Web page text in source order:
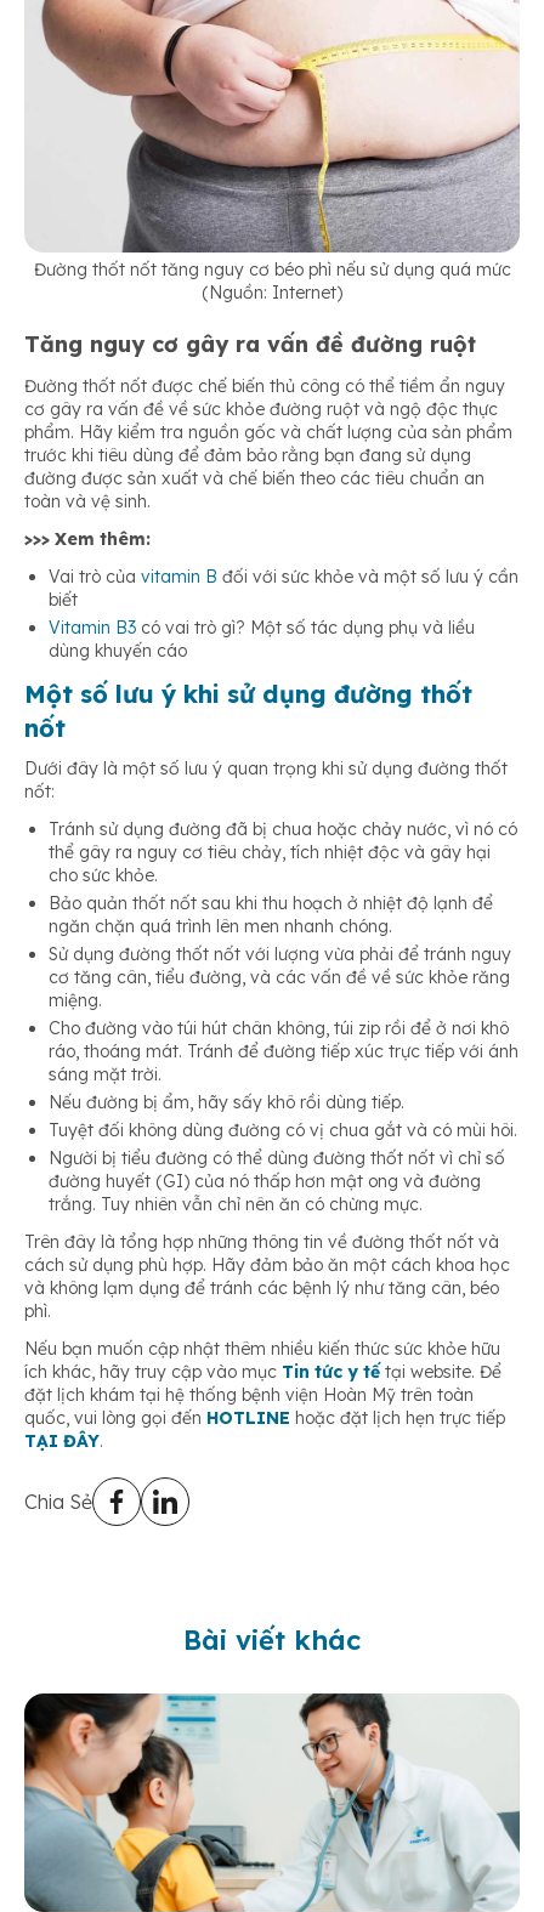
Đường thốt nốt tăng nguy cơ béo phì nếu sử dụng quá mức
(Nguồn: Internet)
Tăng nguy cơ gây ra vấn đề đường ruột
Đường thốt nốt được chế biến thủ công có thể tiềm ẩn nguy
cơ gây ra vấn đề về sức khỏe đường ruột và ngộ độc thực
phẩm. Hãy kiểm tra nguồn gốc và chất lượng của sản phẩm
trước khi tiêu dùng để đảm bảo rằng bạn đang sử dụng
đường được sản xuất và chế biến theo các tiêu chuẩn an
toàn và vệ sinh.
>>> Xem thêm:
Vai trò của vitamin B đối với sức khỏe và một số lưu ý cần
biết
Vitamin B3 có vai trò gì? Một số tác dụng phụ và liều
dùng khuyến cáo
Một số lưu ý khi sử dụng đường thốt
nốt
Dưới đây là một số lưu ý quan trọng khi sử dụng đường thốt
nốt:
Tránh sử dụng đường đã bị chua hoặc chảy nước, vì nó có
thể gây ra nguy cơ tiêu chảy, tích nhiệt độc và gây hại
cho sức khỏe.
Bảo quản thốt nốt sau khi thu hoạch ở nhiệt độ lạnh để
ngăn chặn quá trình lên men nhanh chóng.
Sử dụng đường thốt nốt với lượng vừa phải để tránh nguy
cơ tăng cân, tiểu đường, và các vấn đề về sức khỏe răng
miệng.
Cho đường vào túi hút chân không, túi zip rồi để ở nơi khô
ráo, thoáng mát. Tránh để đường tiếp xúc trực tiếp với ánh
sáng mặt trời.
Nếu đường bị ẩm, hãy sấy khô rồi dùng tiếp.
Tuyệt đối không dùng đường có vị chua gắt và có mùi hôi.
Người bị tiểu đường có thể dùng đường thốt nốt vì chỉ số
đường huyết (GI) của nó thấp hơn mật ong và đường
trắng. Tuy nhiên vẫn chỉ nên ăn có chừng mực.
Trên đây là tổng hợp những thông tin về đường thốt nốt và
cách sử dụng phù hợp. Hãy đảm bảo ăn một cách khoa học
và không lạm dụng để tránh các bệnh lý như tăng cân, béo
phì.
Nếu bạn muốn cập nhật thêm nhiều kiến thức sức khỏe hữu
ích khác, hãy truy cập vào mục Tin tức y tế tại website. Để
đặt lịch khám tại hệ thống bệnh viện Hoàn Mỹ trên toàn
quốc, vui lòng gọi đến HOTLINE hoặc đặt lịch hẹn trực tiếp
TẠI ĐÂY.
Chia Sẻ
Bài viết khác